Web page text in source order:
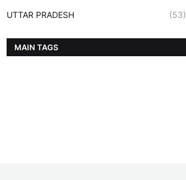
UTTAR PRADESH (53)
MAIN TAGS